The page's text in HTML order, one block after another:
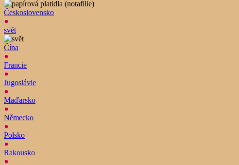
Československo
svět
Čína
Francie
Jugoslávie
Maďarsko
Německo
Polsko
Rakousko